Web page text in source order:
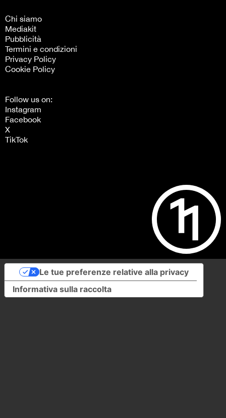
Chi siamo
Mediakit
Pubblicità
Termini e condizioni
Privacy Policy
Cookie Policy
Follow us on:
Instagram
Facebook
X
TikTok
Informativa sulla raccolta
Le tue preferenze relative alla privacy